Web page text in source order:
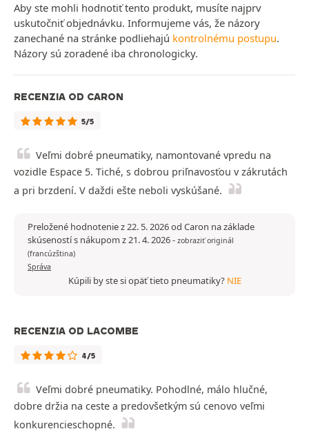
Aby ste mohli hodnotiť tento produkt, musíte najprv
uskutočniť objednávku. Informujeme vás, že názory
zanechané na stránke podliehajú kontrolnému postupu.
Názory sú zoradené iba chronologicky.
RECENZIA OD CARON
5/5
Veľmi dobré pneumatiky, namontované vpredu na
vozidle Espace 5. Tiché, s dobrou priľnavosťou v zákrutách
a pri brzdení. V daždi ešte neboli vyskúšané.
Preložené hodnotenie z 22. 5. 2026 od Caron na základe
skúseností s nákupom z 21. 4. 2026- zobraziť originál
(francúzština)
Správa
Kúpili by ste si opäť tieto pneumatiky? NIE
RECENZIA OD LACOMBE
4/5
Veľmi dobré pneumatiky. Pohodlné, málo hlučné,
dobre držia na ceste a predovšetkým sú cenovo veľmi
konkurencieschopné.